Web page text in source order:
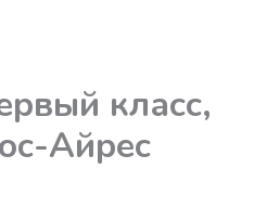
класс,
Айрес